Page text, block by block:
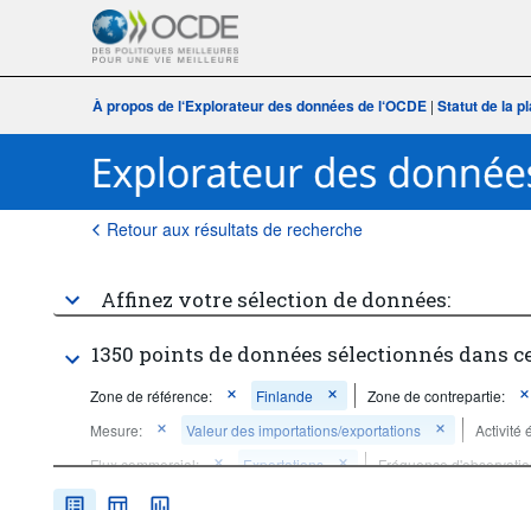
À propos de l‘Explorateur des données de l‘OCDE |Statut de la
Retour aux résultats de recherche
Affinez votre sélection de données:
1350 points de données sélectionnés dans
Zone de référence: Finlande
Zone de contrepartie:
Mesure:
Valeur des importations/exportations
Activité
Flux commercial:
Exportations
Fréquence
Période temporelle: